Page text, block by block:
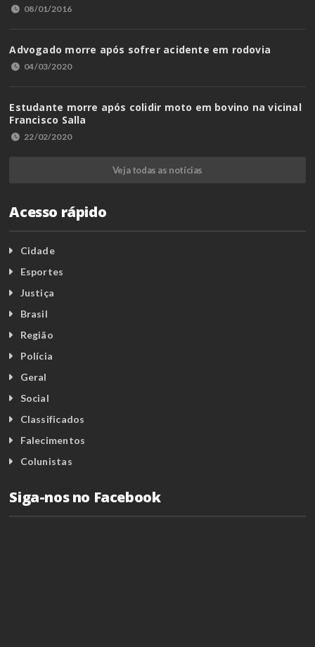
08/01/2016
Advogado morre após sofrer acidente em rodovia
04/03/2020
Estudante morre após colidir moto em bovino na vicinal
Francisco Salla
22/02/2020
Veja todas as notícias
Acesso rápido
Cidade
Esportes
Justiça
Brasil
Região
Polícia
Geral
Social
Classificados
Falecimentos
Colunistas
Siga-nos no Facebook